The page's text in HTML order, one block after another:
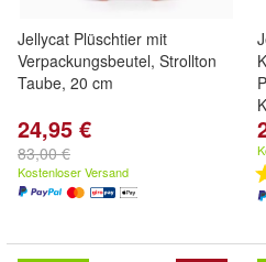
Jellycat Plüschtier mit
Verpackungsbeutel, Strollton
Taube, 20 cm
24,95 €
83,00 €
Kostenloser Versand